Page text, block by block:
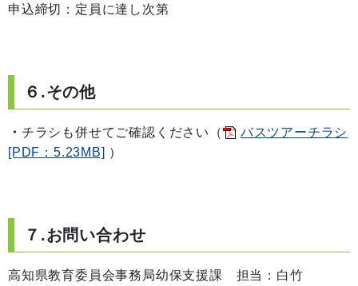
申込締切：定員に達し次第
６.その他
・ チラシも併せてご確認ください（
バスツアーチラシ
[PDF：5.23MB] ）
７.お問い合わせ
高知県教育委員会事務局幼保支援課 担当：白竹